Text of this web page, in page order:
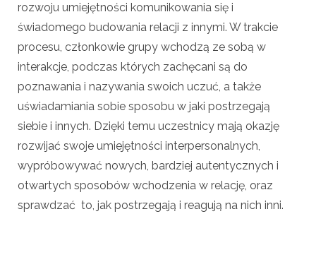
rozwoju umiejętności komunikowania się i
świadomego budowania relacji z innymi. W trakcie
procesu, członkowie grupy wchodzą ze sobą w
interakcje, podczas których zachęcani są do
poznawania i nazywania swoich uczuć, a także
uświadamiania sobie sposobu w jaki postrzegają
siebie i innych. Dzięki temu uczestnicy mają okazję
rozwijać swoje umiejętności interpersonalnych,
wypróbowywać nowych, bardziej autentycznych i
otwartych sposobów wchodzenia w relację, oraz
sprawdzać to, jak postrzegają i reagują na nich inni.